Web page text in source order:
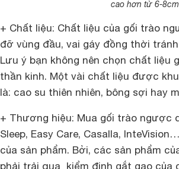
cao hơn từ 6-
+ Chất liệu: Chất liệu của gối trào
đỡ vùng đầu, vai gáy đồng thời
Lưu ý bạn không nên chọn chất liệu
thần kinh. Một vài chất liệu được
là: cao su thiên nhiên, bông sợi hay
+ Thương hiệu: Mua gối trào ngược
Sleep, Easy Care, Casalla,
của sản phẩm. Bởi, các sản phẩm
phải trải qua kiểm định gắt gao